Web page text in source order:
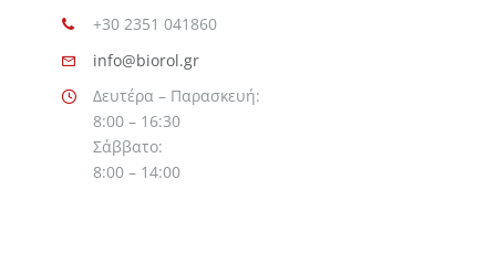
+30 2351 041860
info@biorol.gr
Δευτέρα – Παρασκευή:
8:00 – 16:30
Σάββατο:
8:00 – 14:00